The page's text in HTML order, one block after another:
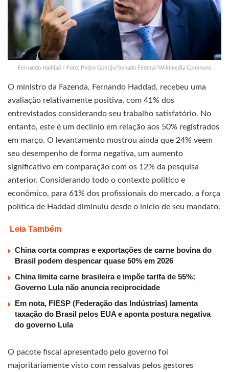
Fernando Haddad / Foto: Pedro Gontijo/Senado Federal/Wikimedia Commons
O ministro da Fazenda, Fernando Haddad, recebeu uma
avaliação relativamente positiva, com 41% dos
entrevistados considerando seu trabalho satisfatório. No
entanto, este é um declínio em relação aos 50% registrados
em março. O levantamento mostrou ainda que 24% veem
seu desempenho de forma negativa, um aumento
significativo em comparação com os 12% da pesquisa
anterior. Considerando todo o contexto político e
econômico, para 61% dos profissionais do mercado, a força
política de Haddad diminuiu desde o início de seu mandato.
Leia Também
China corta compras e exportações de carne bovina do
Brasil podem despencar quase 50% em 2026
China limita carne brasileira e impõe tarifa de 55%;
Governo Lula não anuncia reciprocidade
Em nota, FIESP (Federação das Indústrias) lamenta
taxação do Brasil pelos EUA e aponta postura negativa
do governo Lula
O pacote fiscal apresentado pelo governo foi
majoritariamente visto com ressalvas pelos gestores